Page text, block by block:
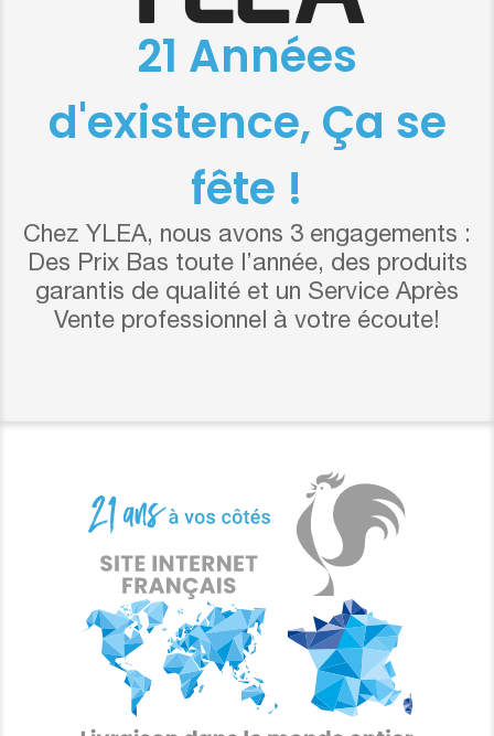
21 Années
d'existence, Ça se
fête !
Chez YLEA, nous avons 3 engagements :
Des Prix Bas toute l’année, des produits
garantis de qualité et un Service Après
Vente professionnel à votre écoute!